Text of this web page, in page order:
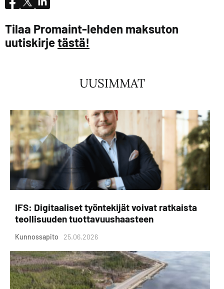
Tilaa Promaint-lehden maksuton
uutiskirjetästä!
UUSIMMAT
IFS: Digitaaliset työntekijät voivat ratkaista
teollisuuden tuottavuushaasteen
Kunnossapito 25.06.2026